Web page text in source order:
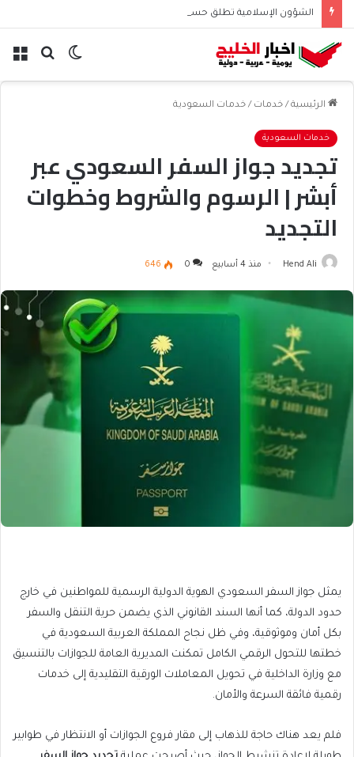
بحث الوضع
الرئيسية / خدمات / خدمات السعودية
خدمات السعودية
تجديد جواز السفر السعودي عبر
أبشر | الرسوم والشروط وخطوات
التجديد
Hend Ali منذ 4 أسابيع 0
646
يمثل جواز السفر السعودي الهوية الدولية الرسمية للمواطنين في خارج
حدود الدولة، كما أنها السند القانوني الذي يضمن حرية التنقل والسفر
بكل أمان وموثوقية، وفي ظل نجاح المملكة العربية السعودية في
خطتها للتحول الرقمي الكامل تمكنت المديرية العامة للجوازات بالتنسيق
مع وزارة الداخلية في تحويل المعاملات الورقية التقليدية إلى خدمات
رقمية فائقة السرعة والأمان.
فلم يعد هناك حاجة للذهاب إلى مقار فروع الجوازات أو الانتظار في طوابير